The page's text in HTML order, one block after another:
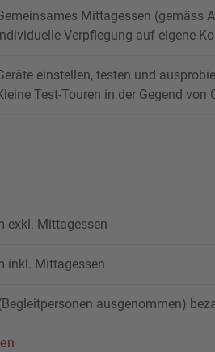
Mittagessen (gemäss
Verpflegung auf eigene
einstellen, testen und
Test-Touren in der Gegend von
exkl. Mittagessen
inkl. Mittagessen
ausgenommen)